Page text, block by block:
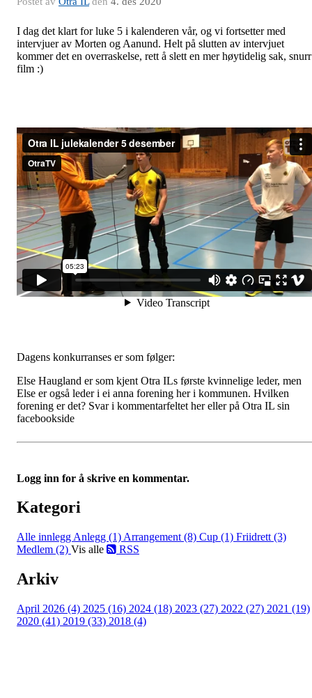
I dag det klart for luke 5 i kalenderen vår, og vi fortsetter med
intervjuer av Morten og Aanund. Helt på slutten av intervjuet
kommer det en overraskelse, rett å slett en mer høytidelig sak, snurr
film :)
Dagens konkurranses er som følger:
Else Haugland er som kjent Otra ILs første kvinnelige leder, men
Else er også leder i ei anna forening her i kommunen. Hvilken
forening er det? Svar i kommentarfeltet her eller på Otra IL sin
facebookside
Logg inn for å skrive en kommentar.
Kategori
Alle innlegg Anlegg (1) Arrangement (8) Cup (1) Friidrett (3)
Medlem (2) Vis alle RSS
Arkiv
April 2026 (4) 2025 (16) 2024 (18) 2023 (27) 2022 (27) 2021 (19)
2020 (41) 2019 (33) 2018 (4)